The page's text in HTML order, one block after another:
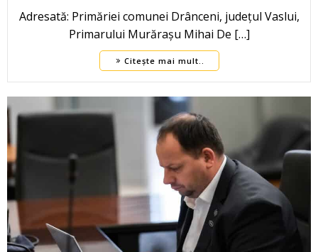
Adresată: Primăriei comunei Drânceni, județul Vaslui,
Primarului Murărașu Mihai De […]
Citește mai mult..